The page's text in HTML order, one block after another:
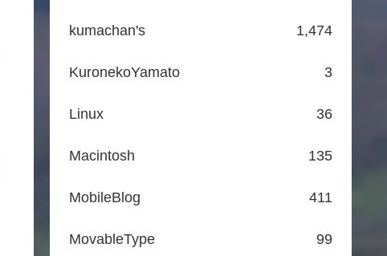
kumachan's 1,474
KuronekoYamato 3
Linux 36
Macintosh 135
MobileBlog 411
MovableType 99